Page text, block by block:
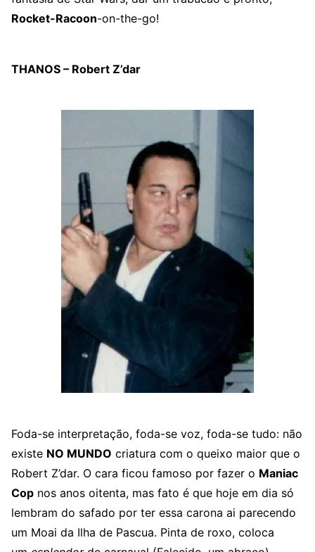
Rocket-Racoon-on-the-go!
THANOS – Robert Z’dar
Foda-se interpretação, foda-se voz, foda-se tudo: não
existe NO MUNDO criatura com o queixo maior que o
Robert Z’dar. O cara ficou famoso por fazer o Maniac
Cop nos anos oitenta, mas fato é que hoje em dia só
lembram do safado por ter essa carona ai parecendo
um Moai da Ilha de Pascua. Pinta de roxo, coloca